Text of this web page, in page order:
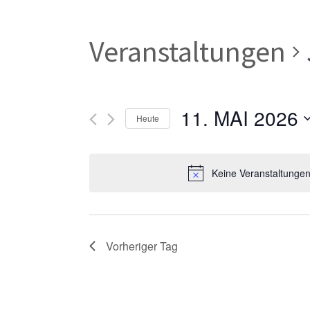
Keine
Veranstaltungen
Heute 11. MAI 2026
wählen.
Vorheriger Tag